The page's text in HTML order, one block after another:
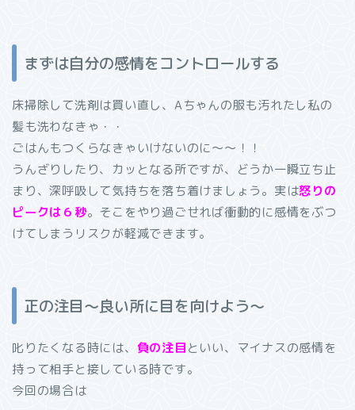
まずは自分の感情をコントロールする
床掃除して洗剤は買い直し、Aちゃんの服も汚れたし私の
髪も洗わなきゃ・・
ごはんもつくらなきゃいけないのに～～！！
うんざりしたり、カッとなる所ですが、どうか一瞬立ち止
まり、深呼吸して気持ちを落ち着けましょう。実は怒りの
ピークは６秒。そこをやり過ごせれば衝動的に感情をぶつ
けてしまうリスクが軽減できます。
正の注目～良い所に目を向けよう～
叱りたくなる時には、 負の注目といい、マイナスの感情を
持って相手と接している時です。
今回の場合は